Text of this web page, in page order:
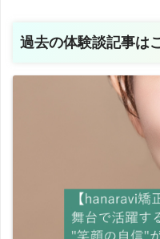
過去の体験談記事は